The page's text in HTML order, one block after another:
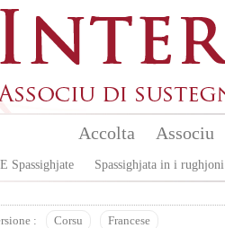
Accolta Associu
E Spassighjate Spassighjata in i rughjoni
: Corsu Francese